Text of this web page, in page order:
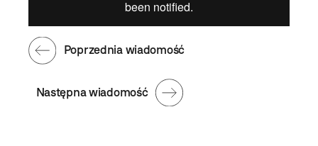
Następna wiadomość
Poprzednia wiadomość